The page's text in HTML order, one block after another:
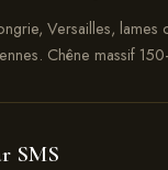
Versailles, lames
Chêne massif
SMS